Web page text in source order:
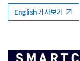
English 기사보기